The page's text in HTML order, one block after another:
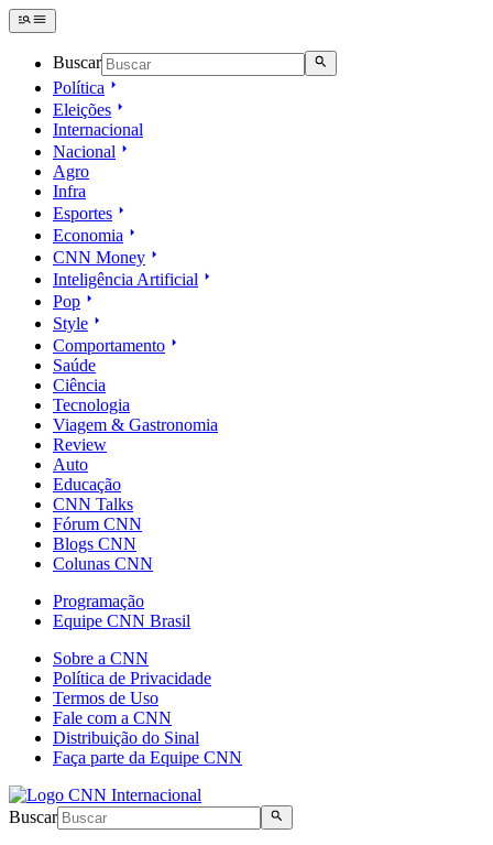
Buscar
Política
Eleições
Internacional
Nacional
Agro
Infra
Esportes
Economia
CNN Money
Inteligência Artificial
Pop
Style
Comportamento
Saúde
Ciência
Tecnologia
Viagem & Gastronomia
Review
Auto
Educação
CNN Talks
Fórum CNN
Blogs CNN
Colunas CNN
Programação
Equipe CNN Brasil
Sobre a CNN
Política de Privacidade
Termos de Uso
Fale com a CNN
Distribuição do Sinal
Faça parte da Equipe CNN
Buscar